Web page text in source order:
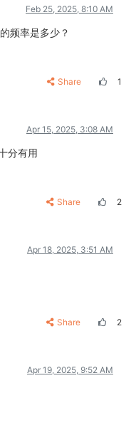
Feb 25, 2025, 8:10 AM
频率是多少？
Share 1
Apr 15, 2025, 3:08 AM
分有用
Share 2
Apr 18, 2025, 3:51 AM
Share 2
Apr 19, 2025, 9:52 AM